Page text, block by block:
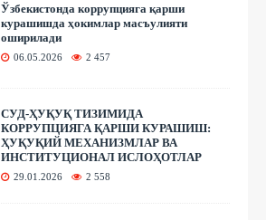
Ўзбекистонда коррупцияга қарши
курашишда ҳокимлар масъулияти
оширилади
06.05.2026 2 457
СУД-ҲУҚУҚ ТИЗИМИДА
КОРРУПЦИЯГА ҚАРШИ КУРАШИШ:
ҲУҚУҚИЙ МЕХАНИЗМЛАР ВА
ИНСТИТУЦИОНАЛ ИСЛОҲОТЛАР
29.01.2026 2 558